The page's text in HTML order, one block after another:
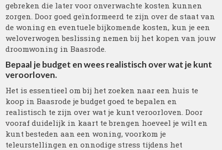
gebreken die later voor onverwachte kosten kunnen
zorgen. Door goed geïnformeerd te zijn over de staat van
de woning en eventuele bijkomende kosten, kun je een
weloverwogen beslissing nemen bij het kopen van jouw
droomwoning in Baasrode.
Bepaal je budget en wees realistisch over wat je kunt
veroorloven.
Het is essentieel om bij het zoeken naar een huis te
koop in Baasrode je budget goed te bepalen en
realistisch te zijn over wat je kunt veroorloven. Door
vooraf duidelijk in kaart te brengen hoeveel je wilt en
kunt besteden aan een woning, voorkom je
teleurstellingen en onnodige stress tijdens het